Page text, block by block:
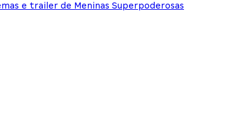
e trailer de Meninas Superpoderosas